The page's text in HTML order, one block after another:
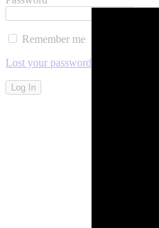
Remember me
Lost your password?